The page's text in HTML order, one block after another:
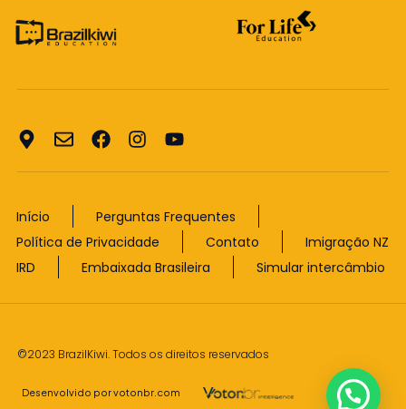
Início
Perguntas Frequentes
Política de Privacidade
Contato
Imigração NZ
IRD
Embaixada Brasileira Simular intercâmbio
©2023 BrazilKiwi. Todos os direitos reservados
Desenvolvido por votonbr.com